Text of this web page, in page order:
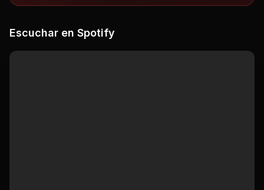
Escuchar en Spotify